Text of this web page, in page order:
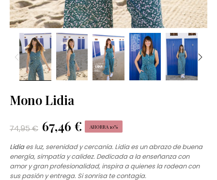
Mono Lidia
74,95 € 67,46 € AHORRA 10%
Lidiaes luz, serenidad y cercanía. Lidia es un abrazo de buena
energía, simpatía y calidez. Dedicada a la enseñanza con
amor y gran profesionalidad, inspira a quienes la rodean con
sus pasión y entrega. Si sonrisa te contagia.